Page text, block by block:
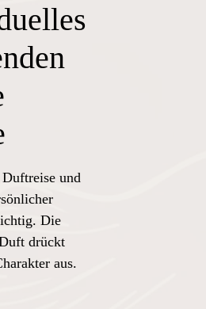
und
Die
drückt
aus.